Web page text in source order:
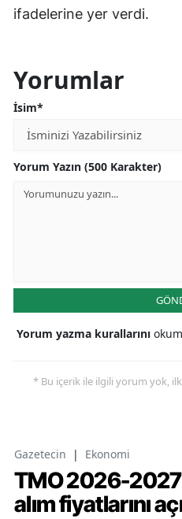
ifadelerine yer verdi.
Yorumlar
İsim*
Yorum Yazın (500 Karakter)
Yorum yazma kurallarını
* Bu içerik ile ilgili yorum yok,
Gazetecin | Ekonomi
TMO 2026-2027
alım fiyatlarını